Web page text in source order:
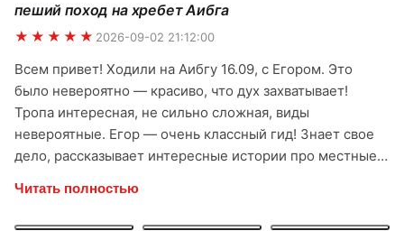
пеший поход на хребет Аибга
★★★★★ 2026-09-02 21:12:00
Всем привет! Ходили на Аибгу 16.09, с Егором. Это
было невероятно — красиво, что дух захватывает!
Тропа интересная, не сильно сложная, виды
невероятные. Егор — очень классный гид! Знает свое
дело, рассказывает интересные истории про местные
Чувствуется, что человек любит свою работу и горы.
Спасибо большое команде ridertrip и лично Егору за
Читать полностью